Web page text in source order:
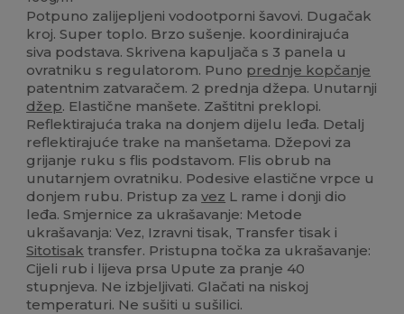
Potpuno zalijepljeni vodootporni šavovi. Dugačak
kroj. Super toplo. Brzo sušenje. koordinirajuća
siva podstava. Skrivena kapuljača s 3 panela u
ovratniku s regulatorom. Puno prednje kopčanje
patentnim zatvaračem. 2 prednja džepa. Unutarnji
džep. Elastične manšete. Zaštitni preklopi.
Reflektirajuća traka na donjem dijelu leđa. Detalj
reflektirajuće trake na manšetama. Džepovi za
grijanje ruku s flis podstavom. Flis obrub na
unutarnjem ovratniku. Podesive elastične vrpce u
donjem rubu. Pristup zavez L rame i donji dio
leđa. Smjernice za ukrašavanje: Metode
ukrašavanja: Vez, Izravni tisak, Transfer tisak i
Sitotisak transfer. Pristupna točka za ukrašavanje:
Cijeli rub i lijeva prsa Upute za pranje 40
stupnjeva. Ne izbjeljivati. Glačati na niskoj
temperaturi. Ne sušiti u sušilici.